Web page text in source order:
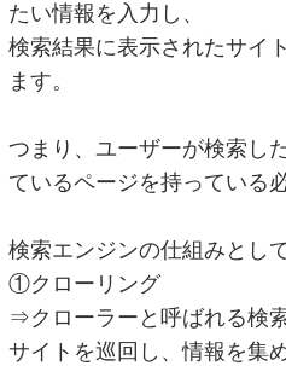
たい情報を入力し、
検索結果に表示されたサイ
ます。
つまり、ユーザーが検索し
ているページを持っている
検索エンジンの仕組みとして
①クローリング
⇒クローラーと呼ばれる検
サイトを巡回し、情報を集